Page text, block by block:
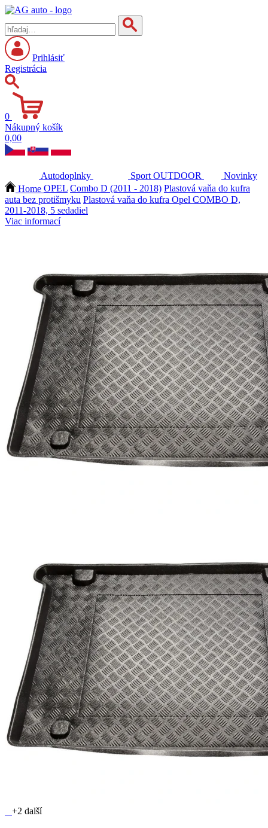
Prihlásiť
Registrácia
0
Nákupný košík
0,00
Autodoplnky Sport OUTDOOR
Novinky
Home OPEL Combo D (2011 - 2018) Plastová vaňa do kufra
auta bez protišmyku Plastová vaňa do kufra Opel COMBO D,
2011-2018, 5 sedadiel
Viac informací
+2 další